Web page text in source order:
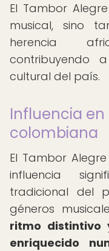
El Tambor
musical, sino
herencia
contribuyendo
cultural del país.
Influencia
colombiana
El Tambor
influencia
tradicional del
géneros
ritmo distintivo
enriquecido